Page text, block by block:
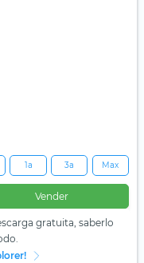
1a 3a Max
Vender
gratuita, saberlo